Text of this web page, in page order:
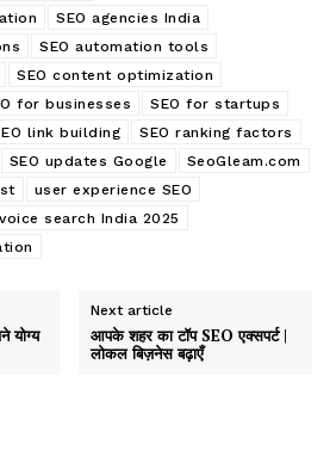
SEO agencies India
SEO automation tools
SEO content optimization
for businesses
SEO for startups
link building
SEO ranking factors
SEO updates Google
SeoGleam.com
user experience SEO
voice search India 2025
योग्य
Next article
आपके शहर का टॉप SEO एक्सपर्ट |
लोकल बिज़नेस बढ़ाएँ